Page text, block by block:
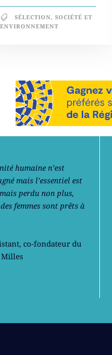
SÉLECTION, SOCIÉTÉ ET
ENVIRONNEMENT
humaine n’est
mais l’essentiel est
perdu non plus,
femmes sont prêts à
co-fondateur du